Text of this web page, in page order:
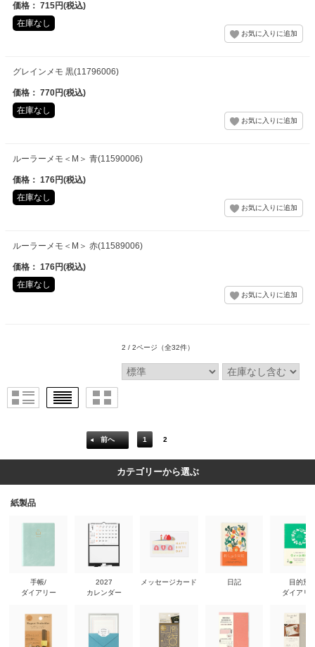
価格： 715円(税込)
在庫なし
グレインメモ 黒(11796006)
価格： 770円(税込)
在庫なし
ルーラーメモ＜M＞ 青(11590006)
価格： 176円(税込)
在庫なし
ルーラーメモ＜M＞ 赤(11589006)
価格： 176円(税込)
在庫なし
2 / 2ページ （全32件）
前へ 1 2
カテゴリーから選ぶ
紙製品
手帳/
ダイアリー
2027
カレンダー
メッセージカード 日記
目的別
ダイアリ